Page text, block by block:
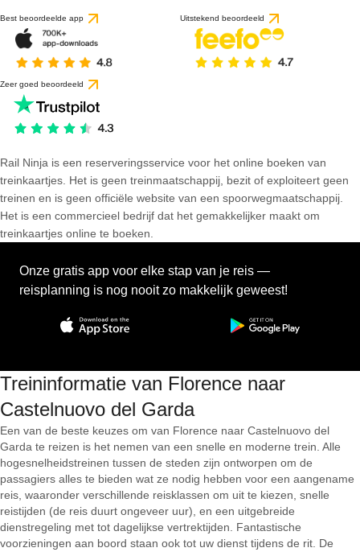
Best beoordeelde app Uitstekend beoordeeld
Zeer goed beoordeeld
Rail Ninja is een reserveringsservice voor het online boeken van
treinkaartjes. Het is geen treinmaatschappij, bezit of exploiteert geen
treinen en is geen officiële website van een spoorwegmaatschappij.
Het is een commercieel bedrijf dat het gemakkelijker maakt om
treinkaartjes online te boeken.
Onze gratis app voor elke stap van je reis —
reisplanning is nog nooit zo makkelijk geweest!
Treininformatie van Florence naar
Castelnuovo del Garda
Een van de beste keuzes om van Florence naar Castelnuovo del
Garda te reizen is het nemen van een snelle en moderne trein. Alle
hogesnelheidstreinen tussen de steden zijn ontworpen om de
passagiers alles te bieden wat ze nodig hebben voor een aangename
reis, waaronder verschillende reisklassen om uit te kiezen, snelle
reistijden (de reis duurt ongeveer uur), en een uitgebreide
dienstregeling met tot dagelijkse vertrektijden. Fantastische
voorzieningen aan boord staan ook tot uw dienst tijdens de rit. De